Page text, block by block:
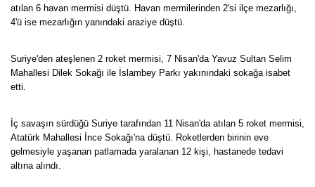
atılan 6 havan mermisi düştü. Havan mermilerinden 2'si ilçe mezarlığı,
4'ü ise mezarlığın yanındaki araziye düştü.
Suriye'den ateşlenen 2 roket mermisi, 7 Nisan'da Yavuz Sultan Selim
Mahallesi Dilek Sokağı ile İslambey Parkı yakınındaki sokağa isabet
etti.
İç savaşın sürdüğü Suriye tarafından 11 Nisan'da atılan 5 roket mermisi,
Atatürk Mahallesi İnce Sokağı'na düştü. Roketlerden birinin eve
gelmesiyle yaşanan patlamada yaralanan 12 kişi, hastanede tedavi
altına alındı.